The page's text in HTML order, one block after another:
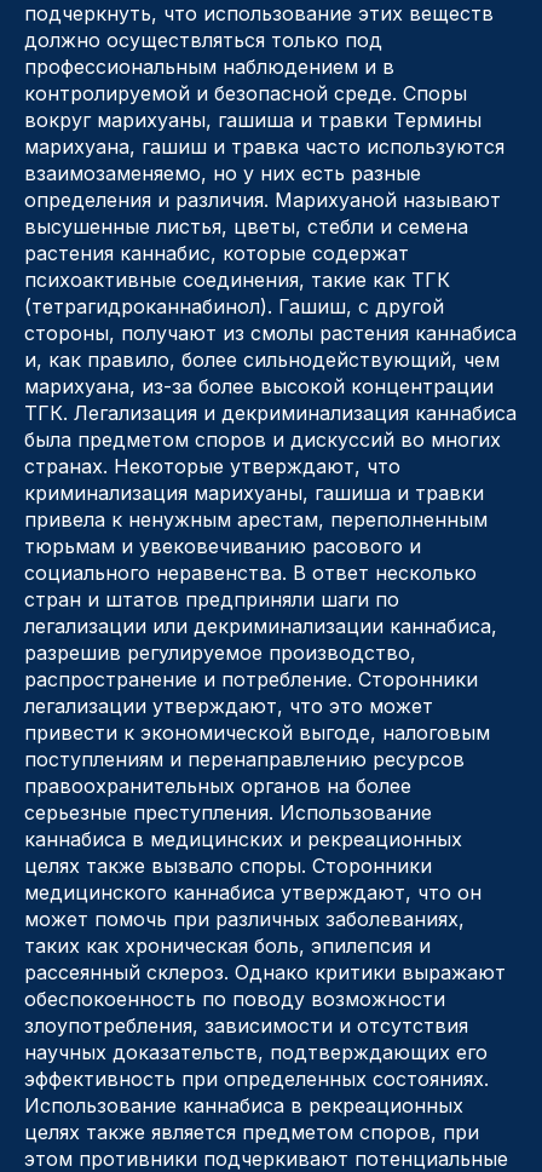
подчеркнуть, что использование этих веществ
должно осуществляться только под
профессиональным наблюдением и в
контролируемой и безопасной среде. Споры
вокруг марихуаны, гашиша и травки Термины
марихуана, гашиш и травка часто используются
взаимозаменяемо, но у них есть разные
определения и различия. Марихуаной называют
высушенные листья, цветы, стебли и семена
растения каннабис, которые содержат
психоактивные соединения, такие как ТГК
(тетрагидроканнабинол). Гашиш, с другой
стороны, получают из смолы растения каннабиса
и, как правило, более сильнодействующий, чем
марихуана, из-за более высокой концентрации
ТГК. Легализация и декриминализация каннабиса
была предметом споров и дискуссий во многих
странах. Некоторые утверждают, что
криминализация марихуаны, гашиша и травки
привела к ненужным арестам, переполненным
тюрьмам и увековечиванию расового и
социального неравенства. В ответ несколько
стран и штатов предприняли шаги по
легализации или декриминализации каннабиса,
разрешив регулируемое производство,
распространение и потребление. Сторонники
легализации утверждают, что это может
привести к экономической выгоде, налоговым
поступлениям и перенаправлению ресурсов
правоохранительных органов на более
серьезные преступления. Использование
каннабиса в медицинских и рекреационных
целях также вызвало споры. Сторонники
медицинского каннабиса утверждают, что он
может помочь при различных заболеваниях,
таких как хроническая боль, эпилепсия и
рассеянный склероз. Однако критики выражают
обеспокоенность по поводу возможности
злоупотребления, зависимости и отсутствия
научных доказательств, подтверждающих его
эффективность при определенных состояниях.
Использование каннабиса в рекреационных
целях также является предметом споров, при
этом противники подчеркивают потенциальные